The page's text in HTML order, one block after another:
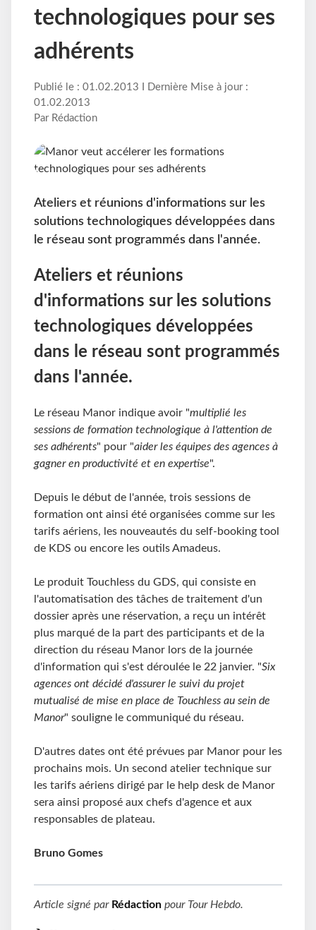
technologiques pour ses
adhérents
Publié le : 01.02.2013 I Dernière Mise à jour :
01.02.2013
Par Rédaction
Ateliers et réunions d'informations sur les
solutions technologiques développées dans
le réseau sont programmés dans l'année.
Ateliers et réunions
d'informations sur les solutions
technologiques développées
dans le réseau sont programmés
dans l'année.
Le réseau Manor indique avoir "multiplié les
sessions de formation technologique à l'attention de
ses adhérents" pour "aider les équipes des agences à
gagner en productivité et en expertise".
Depuis le début de l'année, trois sessions de
formation ont ainsi été organisées comme sur les
tarifs aériens, les nouveautés du self-booking tool
de KDS ou encore les outils Amadeus.
Le produit Touchless du GDS, qui consiste en
l'automatisation des tâches de traitement d'un
dossier après une réservation, a reçu un intérêt
plus marqué de la part des participants et de la
direction du réseau Manor lors de la journée
d'information qui s'est déroulée le 22 janvier. "Six
agences ont décidé d'assurer le suivi du projet
mutualisé de mise en place de Touchless au sein de
Manor" souligne le communiqué du réseau.
D'autres dates ont été prévues par Manor pour les
prochains mois. Un second atelier technique sur
les tarifs aériens dirigé par le help desk de Manor
sera ainsi proposé aux chefs d'agence et aux
responsables de plateau.
Bruno Gomes
Article signé par Rédaction pour Tour Hebdo.